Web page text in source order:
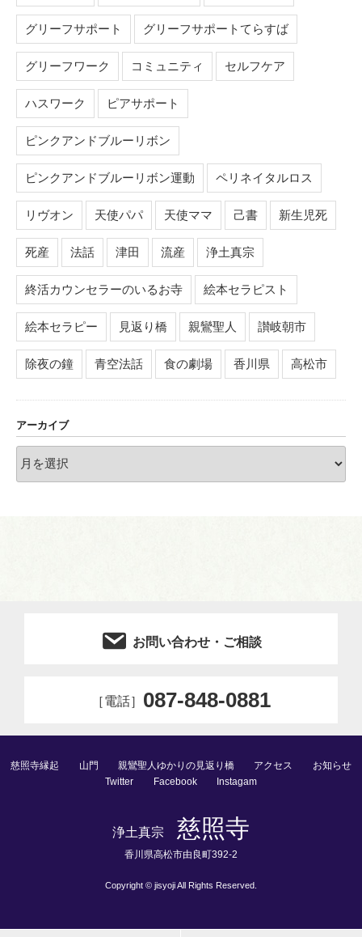
グリーフサポート グリーフサポートてらすば
グリーフワーク コミュニティ セルフケア
ハスワーク ピアサポート
ピンクアンドブルーリボン
ピンクアンドブルーリボン運動 ペリネイタルロス
リヴオン 天使パパ 天使ママ 己書 新生児死
死産 法話 津田 流産 浄土真宗
終活カウンセラーのいるお寺 絵本セラピスト
絵本セラピー 見返り橋 親鸞聖人 讃岐朝市
除夜の鐘 青空法話 食の劇場 香川県 高松市
アーカイブ
ー
お問い合わせ・ご相談
［電話］ 087-848-0881
慈照寺縁起 山門 親鸞聖人ゆかりの見返り橋 アクセス
お知らせ
Twitter
Facebook Instagam
浄⼟真宗 慈照寺
⾹川県⾼松市由良町392-2
Copyright © jisyoji All Rights Reserved.